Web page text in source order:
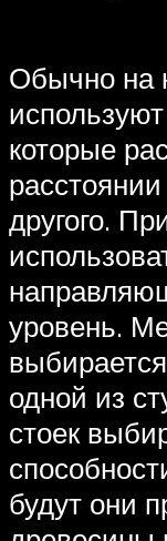
Обычно на
которые
другого.
уровень.
одной из
стоек
будут они